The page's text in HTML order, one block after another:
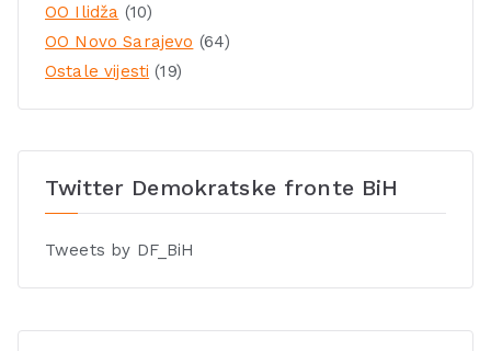
OO Ilidža (10)
OO Novo Sarajevo (64)
Ostale vijesti (19)
Twitter Demokratske fronte BiH
Tweets by DF_BiH